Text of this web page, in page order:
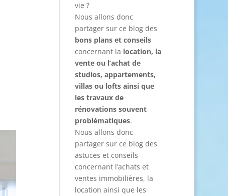
vie ?
Nous allons donc
partager sur ce blog des
bons plans et conseils
concernant la location, la
vente ou l’achat de
studios, appartements,
villas ou lofts ainsi que
les travaux de
rénovations souvent
problématiques.
Nous allons donc
partager sur ce blog des
astuces et conseils
concernant l’achats et
ventes immobilières, la
location ainsi que les